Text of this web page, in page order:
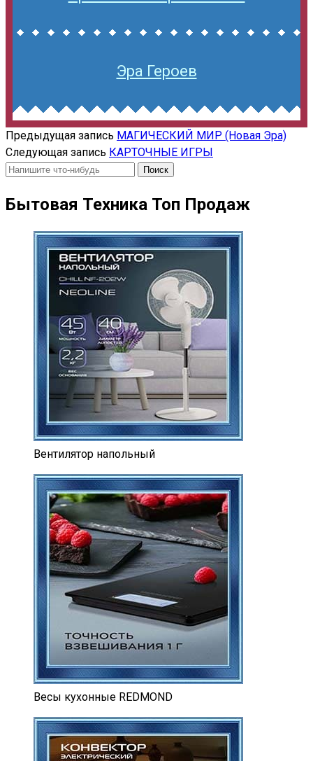
Эра Героев
Предыдущая запись МАГИЧЕСКИЙ МИР (Новая Эра)
Следующая запись КАРТОЧНЫЕ ИГРЫ
Искать:
Бытовая Техника Топ Продаж
Вентилятор напольный
Весы кухонные REDMOND